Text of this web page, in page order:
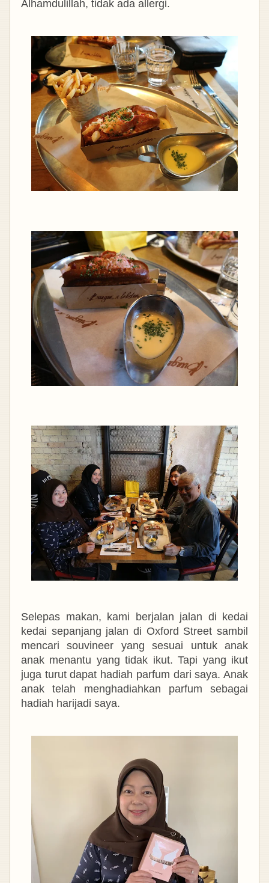
Alhamdulillah, tidak ada allergi.
Selepas makan, kami berjalan jalan di kedai
kedai sepanjang jalan di Oxford Street sambil
mencari souvineer yang sesuai untuk anak
anak menantu yang tidak ikut. Tapi yang ikut
juga turut dapat hadiah parfum dari saya. Anak
anak telah menghadiahkan parfum sebagai
hadiah harijadi saya.